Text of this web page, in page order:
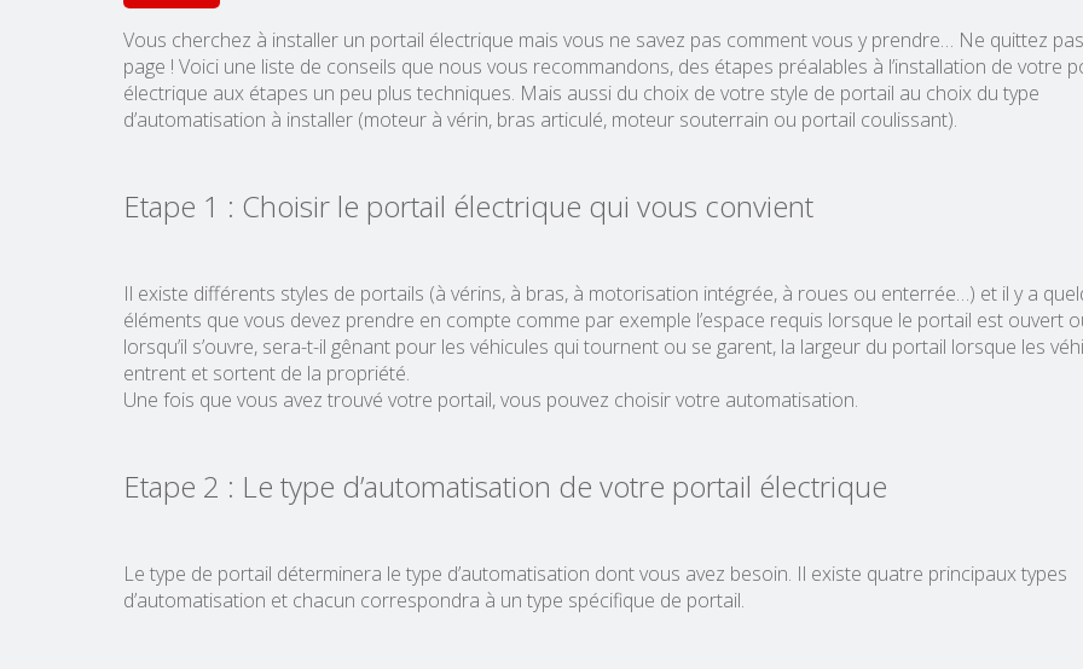
Vous cherchez à installer un portail électrique mais vous ne savez pas comment vous y prendre… Ne quittez
page ! Voici une liste de conseils que nous vous recommandons, des étapes préalables à l’installation de votre
électrique aux étapes un peu plus techniques. Mais aussi du choix de votre style de portail au choix du type
d’automatisation à installer (moteur à vérin, bras articulé, moteur souterrain ou portail coulissant).
Etape 1 : Choisir le portail électrique qui vous convient
Il existe différents styles de portails (à vérins, à bras, à motorisation intégrée, à roues ou enterrée…) et il y a
éléments que vous devez prendre en compte comme par exemple l’espace requis lorsque le portail est ouvert
lorsqu’il s’ouvre, sera-t-il gênant pour les véhicules qui tournent ou se garent, la largeur du portail lorsque les
entrent et sortent de la propriété.
Une fois que vous avez trouvé votre portail, vous pouvez choisir votre automatisation.
Etape 2 : Le type d’automatisation de votre portail électrique
Le type de portail déterminera le type d’automatisation dont vous avez besoin. Il existe quatre principaux types
d’automatisation et chacun correspondra à un type spécifique de portail.